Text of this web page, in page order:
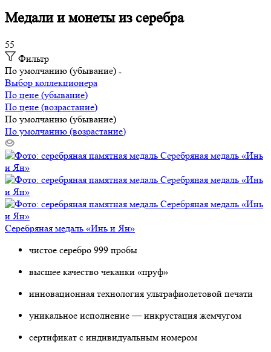
Медали и монеты из серебра
55
Фильтр
По умолчанию (убывание)
Выбор коллекционера
По цене (убывание)
По цене (возрастание)
По умолчанию (убывание)
По умолчанию (возрастание)
Серебряная медаль «Инь и Ян»
чистое серебро 999 пробы
высшее качество чеканки «пруф»
инновационная технология ультрафиолетовой печати
уникальное исполнение — инкрустация жемчугом
сертификат с индивидуальным номером